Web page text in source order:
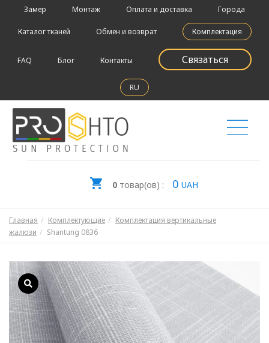
Замер Монтаж Оплата и доставка Города
Каталог тканей Обмен и возврат Комплектация
FAQ Блог Контакты Связаться
RU
0товар(ов) : 0 UAH
Главная Комплектующие
Комплектация вертикальные
жалюзи
Shantung 0836